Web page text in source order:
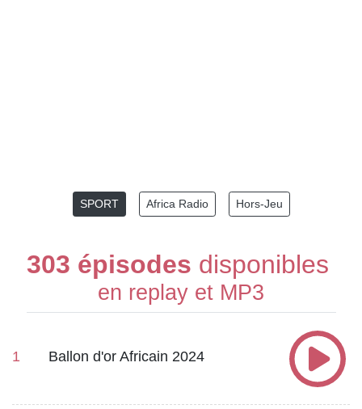
SPORT Africa Radio Hors-Jeu
303 épisodes disponibles
en replay et MP3
1 Ballon d'or Africain 2024